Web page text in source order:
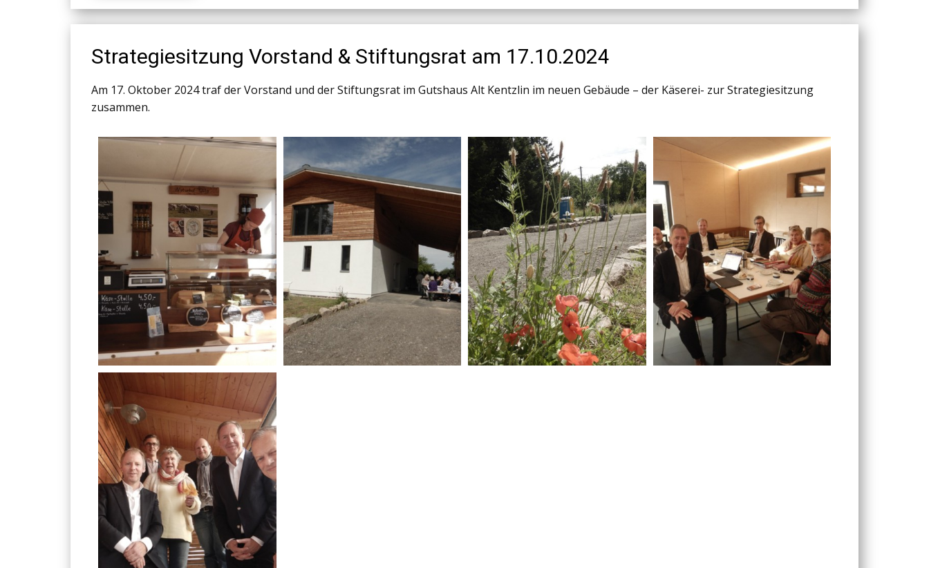
Strategiesitzung Vorstand & Stiftungsrat am 17.10.2024
Am 17. Oktober 2024 traf der Vorstand und der Stiftungsrat im Gutshaus Alt Kentzlin im neuen Gebäude – der Käserei- zur Strategiesitzung
zusammen.